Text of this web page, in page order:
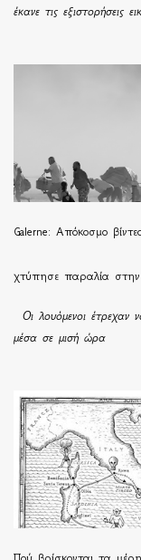
έκανε τις εξιστορήσεις
Galerne: Απόκοσμο
χτύπησε παραλία στην
Οι λουόμενοι
μέσα σε μισή ώρα